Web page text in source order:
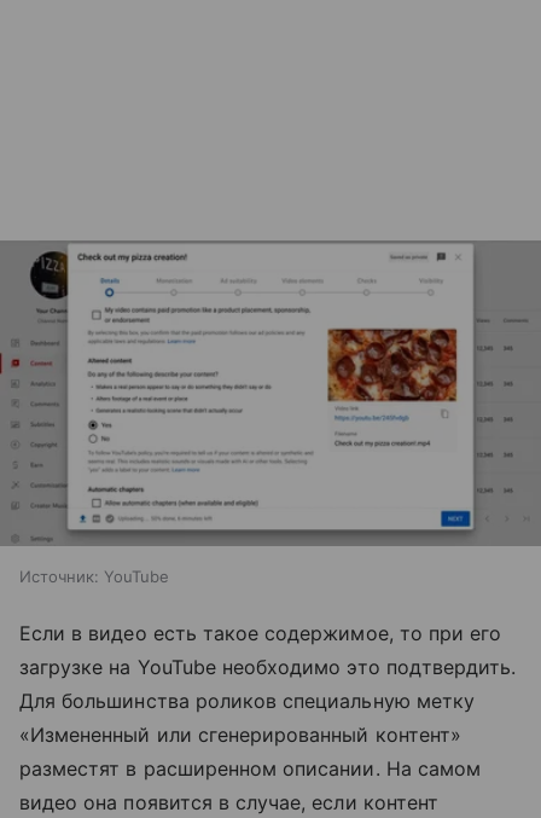
Источник: YouTube
Если в видео есть такое содержимое, то при его
загрузке на YouTube необходимо это подтвердить.
Для большинства роликов специальную метку
«Измененный или сгенерированный контент»
разместят в расширенном описании. На самом
видео она появится в случае, если контент